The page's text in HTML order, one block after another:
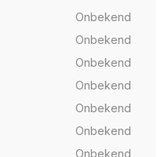
Onbekend
Onbekend
Onbekend
Onbekend
Onbekend
Onbekend
Onbekend